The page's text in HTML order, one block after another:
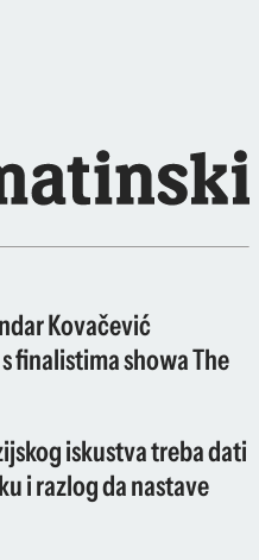
Kovačević
finalistima showa The
iskustva treba dati
i razlog da nastave